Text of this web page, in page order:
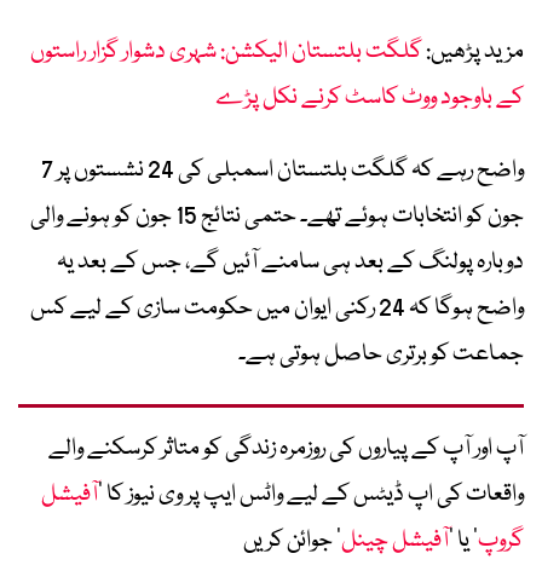
مزید پڑھیں:گلگت بلتستان الیکشن: شہری دشوار گزار راستوں
کے باوجود ووٹ کاسٹ کرنے نکل پڑے
واضح رہے کہ گلگت بلتستان اسمبلی کی 24 نشستوں پر 7
جون کو انتخابات ہوئے تھے۔ حتمی نتائج 15 جون کو ہونے والی
دوبارہ پولنگ کے بعد ہی سامنے آئیں گے، جس کے بعد یہ
واضح ہوگا کہ 24 رکنی ایوان میں حکومت سازی کے لیے کس
جماعت کو برتری حاصل ہوتی ہے۔
آپ اور آپ کے پیاروں کی روزمرہ زندگی کو متاثر کرسکنے والے
واقعات کی اپ ڈیٹس کے لیے واٹس ایپ پر وی نیوز کا ’آفیشل
گروپ‘ یا ’آفیشل چینل‘ جوائن کریں